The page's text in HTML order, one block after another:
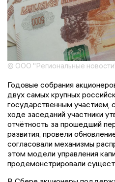
© ООО "Региональные
Годовые собрания
двух самых крупных
государственным участием,
ходе заседаний участники
отчётность за прошедший
развития, провели
согласовали механизмы
этом модели управления
продемонстрировали